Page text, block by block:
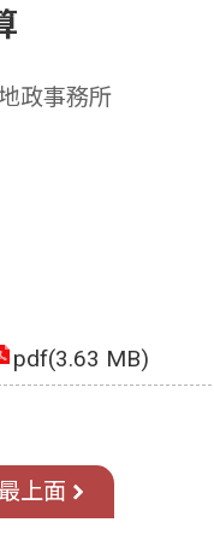
政事務所
pdf(3.63 MB)
上面